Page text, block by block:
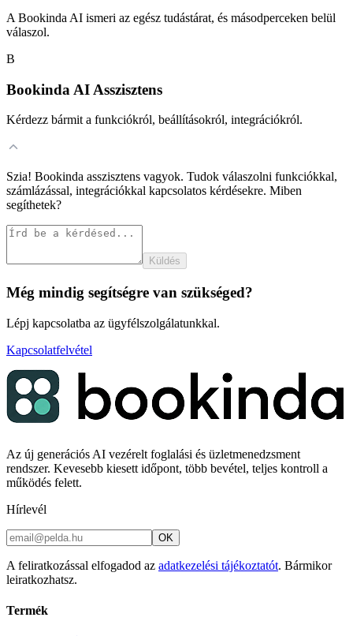
A Bookinda AI ismeri az egész tudástárat, és másodperceken belül
válaszol.
B
Bookinda AI Asszisztens
Kérdezz bármit a funkciókról, beállításokról, integrációkról.
Szia! Bookinda asszisztens vagyok. Tudok válaszolni funkciókkal,
számlázással, integrációkkal kapcsolatos kérdésekre. Miben
segíthetek?
Küldés
Még mindig segítségre van szükséged?
Lépj kapcsolatba az ügyfélszolgálatunkkal.
Kapcsolatfelvétel
Az új generációs AI vezérelt foglalási és üzletmenedzsment
rendszer. Kevesebb kiesett időpont, több bevétel, teljes kontroll a
működés felett.
Hírlevél
OK
A feliratkozással elfogadod az adatkezelési tájékoztatót. Bármikor
leiratkozhatsz.
Termék